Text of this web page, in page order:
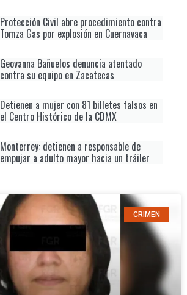
Protección Civil abre procedimiento contra
Tomza Gas por explosión en Cuernavaca
Geovanna Bañuelos denuncia atentado
contra su equipo en Zacatecas
Detienen a mujer con 81 billetes falsos en
el Centro Histórico de la CDMX
Monterrey: detienen a responsable de
empujar a adulto mayor hacia un tráiler
CRIMEN